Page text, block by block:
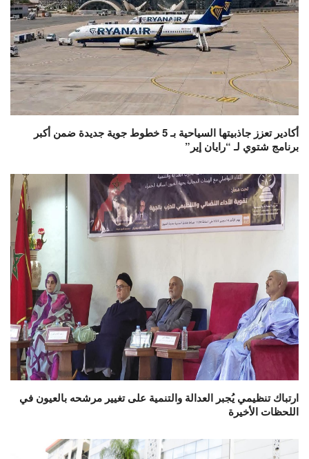
أكادير تعزز جاذبيتها السياحية بـ 5 خطوط جوية جديدة ضمن أكبر
برنامج شتوي لـ “رايان إير”
ارتباك تنظيمي يُجبر العدالة والتنمية على تغيير مرشحه بالعيون في
اللحظات الأخيرة